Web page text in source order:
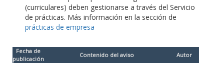
(curriculares) deben gestionarse a través del Servicio
de prácticas. Más información en la sección de
prácticas de empresa
Fecha de
publicación
Contenido del aviso
Autor